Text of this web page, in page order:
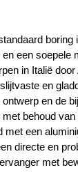
een soepele
in Italië
en
en de
behoud
met een
directe en
met